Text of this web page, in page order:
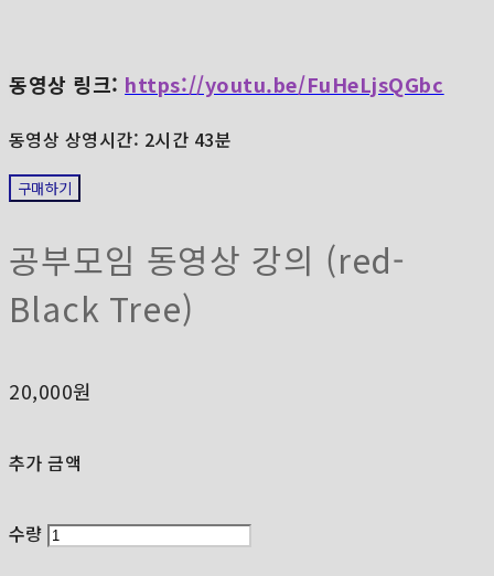
동영상 링크: https://youtu.be/FuHeLjsQGbc
동영상 상영시간: 2시간 43분
구매하기
공부모임 동영상 강의 (red-
Black Tree)
20,000원
추가 금액
수량